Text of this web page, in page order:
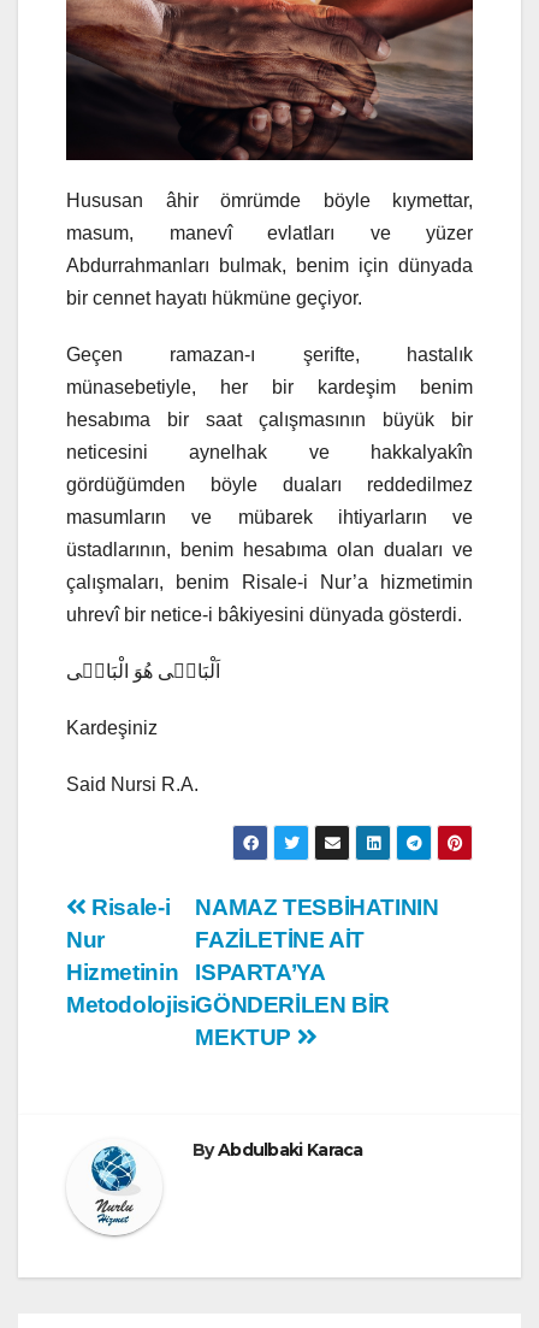
Hususan âhir ömrümde böyle kıymettar,
masum, manevî evlatları ve yüzer
Abdurrahmanları bulmak, benim için dünyada
bir cennet hayatı hükmüne geçiyor.
Geçen ramazan-ı şerifte, hastalık
münasebetiyle, her bir kardeşim benim
hesabıma bir saat çalışmasının büyük bir
neticesini aynelhak ve hakkalyakîn
gördüğümden böyle duaları reddedilmez
masumların ve mübarek ihtiyarların ve
üstadlarının, benim hesabıma olan duaları ve
çalışmaları, benim Risale-i Nur’a hizmetimin
uhrevî bir netice-i bâkiyesini dünyada gösterdi.
اَلْبَاقٖى هُوَ الْبَاقٖى
Kardeşiniz
Said Nursi R.A.
Yazı
gezinmesi
NAMAZ TESBİHATININ
FAZİLETİNE AİT
ISPARTA’YA
GÖNDERİLEN BİR
MEKTUP
Risale-i
Nur
Hizmetinin
Metodolojisi
ByAbdulbaki Karaca